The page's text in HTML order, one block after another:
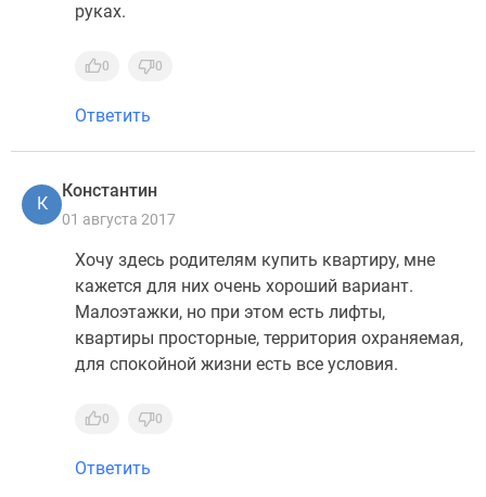
руках.
0 0
Ответить
К
Константин
01 августа 2017
Хочу здесь родителям купить квартиру, мне
кажется для них очень хороший вариант.
Малоэтажки, но при этом есть лифты,
квартиры просторные, территория охраняемая,
для спокойной жизни есть все условия.
0 0
Ответить